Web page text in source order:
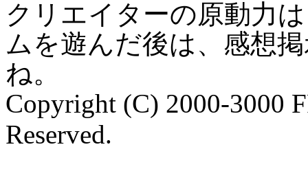
クリエイターの原動力
ムを遊んだ後は、感想
ね。
Copyright (C) 2000-3000
Reserved.